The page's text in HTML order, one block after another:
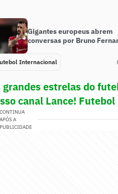
Gigantes europeus abrem
conversas por Bruno
Internacional
estrelas do
canal Lance!
CONTINUA
APÓS A
PUBLICIDADE